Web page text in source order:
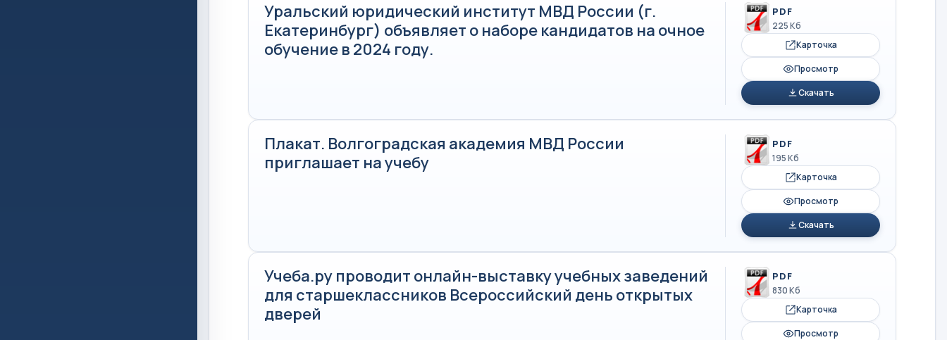
Уральский юридический институт МВД России (г.
Екатеринбург) объявляет о наборе кандидатов на очное
обучение в 2024 году.
PDF
225 Кб
Карточка
Просмотр
Скачать
Плакат. Волгоградская академия МВД России
приглашает на учебу
PDF
195 Кб
Карточка
Просмотр
Скачать
Учеба.ру проводит онлайн-выставку учебных заведений
для старшеклассников Всероссийский день открытых
дверей
PDF
830 Кб
Карточка
Просмотр